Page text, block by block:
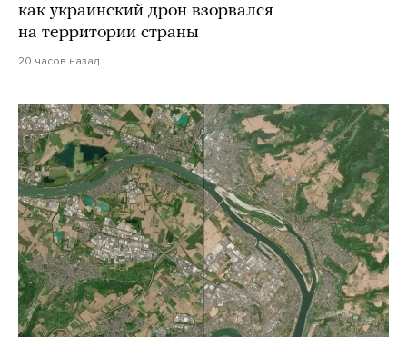
как украинский дрон взорвался
на территории страны
20 часов назад